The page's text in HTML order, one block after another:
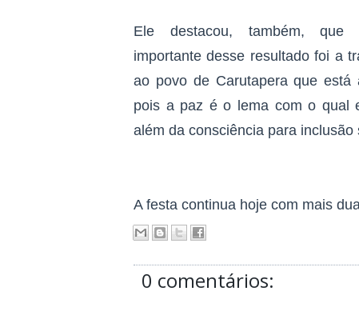
Ele destacou, também,
importante desse resultado foi a
ao povo de Carutapera que está
pois a paz é o lema com o qual
além da consciência para
A festa continua hoje com mais
0 comentários: